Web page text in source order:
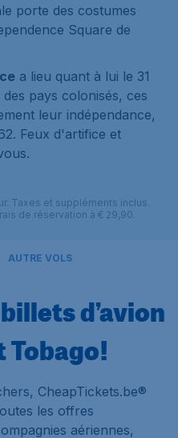
porte des costumes
Square de
a lieu quant à lui le 31
pays colonisés, ces
leur indépendance,
Feux d'artifice et
Taxes et suppléments inclus.
de réservation à € 29,90.
AUTRE VOLS
d’avion
CheapTickets.be®
les offres
aériennes,